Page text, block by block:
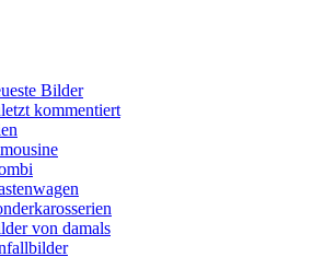
Bilder
kommentiert
von damals